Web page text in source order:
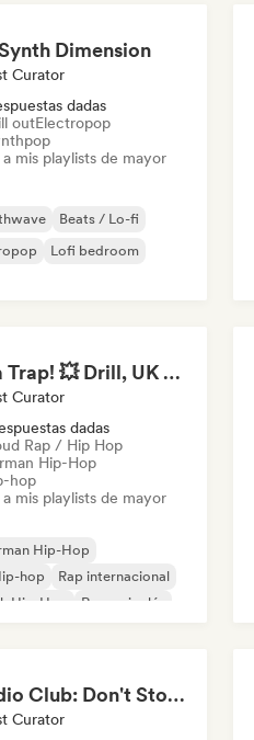
Dimension
Curator
dadas
outElectropop
mis playlists de mayor
Beats / Lo-fi
Lofi bedroom
It's a Trap! 💥 Drill, UK Drill & Hard-Hitting Trap
Curator
dadas
Rap / Hip Hop
Hip-Hop
hop
mis playlists de mayor
Hip-Hop
hop
Rap internacional
Hip-Hop
Rap en inglés
Cardio Club: Don't Stop! 💦
Curator